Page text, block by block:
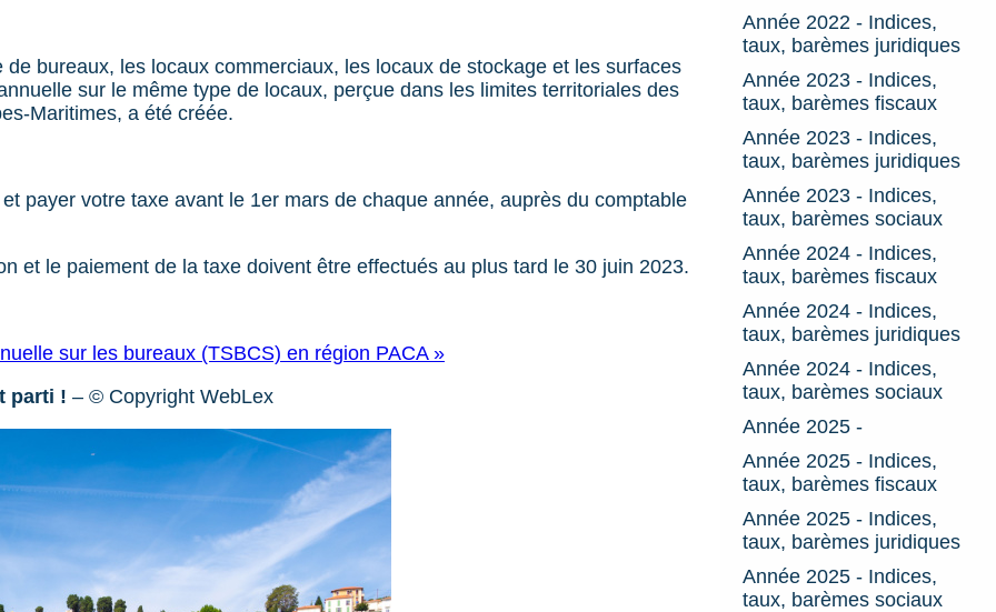
bureaux, les locaux commerciaux, les locaux de stockage et les surfaces
sur le même type de locaux, perçue dans les limites territoriales des
Maritimes, a été créée.
payer votre taxe avant le 1er mars de chaque année, auprès du comptable
et le paiement de la taxe doivent être effectués au plus tard le 30 juin 2023.
sur les bureaux (TSBCS) en région PACA »
parti ! – © Copyright WebLex
Année 2022 - Indices,
taux, barèmes juridiques
Année 2023 - Indices,
taux, barèmes fiscaux
Année 2023 - Indices,
taux, barèmes juridiques
Année 2023 - Indices,
taux, barèmes sociaux
Année 2024 - Indices,
taux, barèmes fiscaux
Année 2024 - Indices,
taux, barèmes juridiques
Année 2024 - Indices,
taux, barèmes sociaux
Année 2025 -
Année 2025 - Indices,
taux, barèmes fiscaux
Année 2025 - Indices,
taux, barèmes juridiques
Année 2025 - Indices,
taux, barèmes sociaux